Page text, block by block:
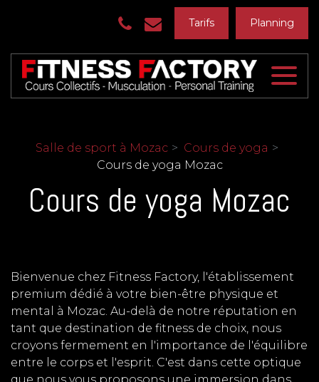
Tarifs Planning
Salle de sport à Mozac
Cours de yoga
Cours de yoga Mozac
Cours de yoga Mozac
Bienvenue chez Fitness Factory, l'établissement
premium dédié à votre bien-être physique et
mental à Mozac. Au-delà de notre réputation en
tant que destination de fitness de choix, nous
croyons fermement en l'importance de l'équilibre
entre le corps et l'esprit. C'est dans cette optique
que nous vous proposons une immersion dans
Panneau de gestion des cookies